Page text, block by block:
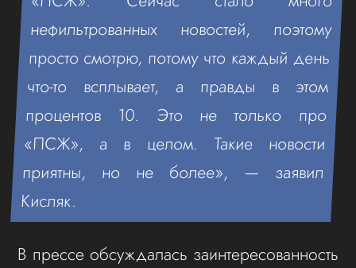
нефильтрованных новостей, поэтому
просто смотрю, потому что каждый день
что-то всплывает, а правды в этом
процентов 10. Это не только про
«ПСЖ», а в целом. Такие новости
приятны, но не более», — заявил
Кисляк.
В прессе обсуждалась заинтересованность